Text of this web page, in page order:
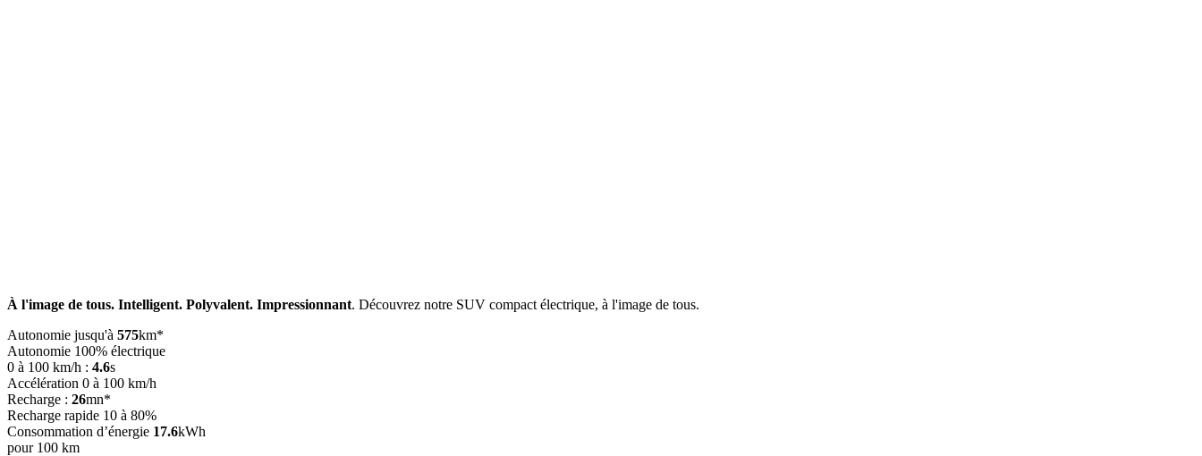
À l'image de tous. Intelligent. Polyvalent. Impressionnant. Découvrez notre SUV compact électrique, à l'image de tous.
Autonomie jusqu'à 575km*
Autonomie 100% électrique
0 à 100 km/h : 4.6s
Accélération 0 à 100 km/h
Recharge : 26mn*
Recharge rapide 10 à 80%
Consommation d’énergie 17.6kWh
pour 100 km